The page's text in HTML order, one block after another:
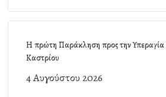
Η πρώτη Παράκληση προς την Υπεραγία
Καστρίου
4 Αυγούστου 2026